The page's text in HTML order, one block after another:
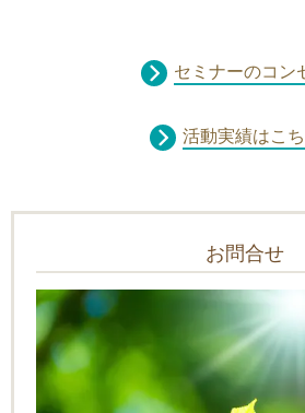
セミナーのコン
活動実績はこ
お問合せ